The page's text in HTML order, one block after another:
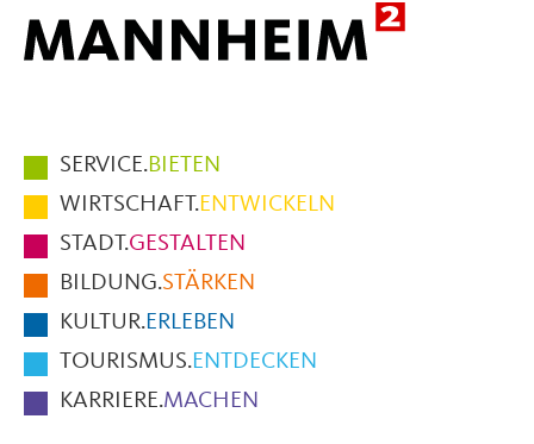
Hauptmenüpunkte
im
Fußbereich
der
Seite
SERVICE.BIETEN
WIRTSCHAFT.ENTWICKELN
STADT.GESTALTEN
BILDUNG.STÄRKEN
KULTUR.ERLEBEN
TOURISMUS.ENTDECKEN
KARRIERE.MACHEN